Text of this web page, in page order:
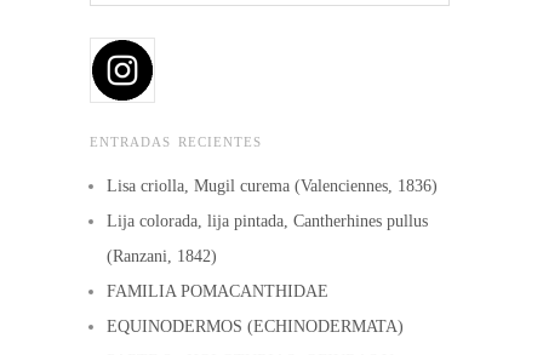
ENTRADAS RECIENTES
Lisa criolla, Mugil curema (Valenciennes, 1836)
Lija colorada, lija pintada, Cantherhines pullus
(Ranzani, 1842)
FAMILIA POMACANTHIDAE
EQUINODERMOS (ECHINODERMATA)